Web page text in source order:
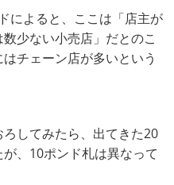
によると、ここは「店主が
少ない小売店」だとのこ
チェーン店が多いという
してみたら、出てきた20
、10ポンド札は異なって